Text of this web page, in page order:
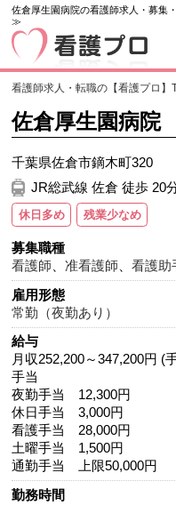
佐倉厚生園病院の看護師求人・募集
≫
看護師求人・転職の【看護プロ】
佐倉厚生園病院
千葉県佐倉市鏑木町320
JR総武線 佐倉 徒歩 20
休日多め 残業少なめ
募集職種
看護師 、准看護師 、看護助
雇用形態
常勤（夜勤あり）
給与
月収252,200～347,200円 (
手当
夜勤手当 12,300円
休日手当 3,000円
看護手当 28,000円
土曜手当 1,500円
通勤手当 上限50,000円
勤務時間